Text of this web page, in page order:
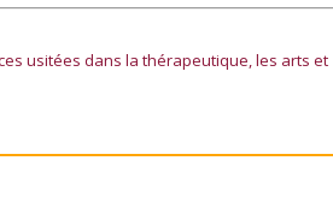
usitées dans la thérapeutique, les arts et